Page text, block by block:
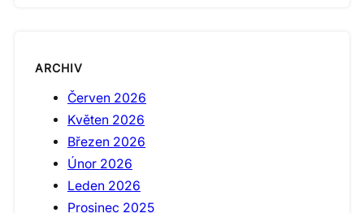
ARCHIV
Červen 2026
Květen 2026
Březen 2026
Únor 2026
Leden 2026
Prosinec 2025